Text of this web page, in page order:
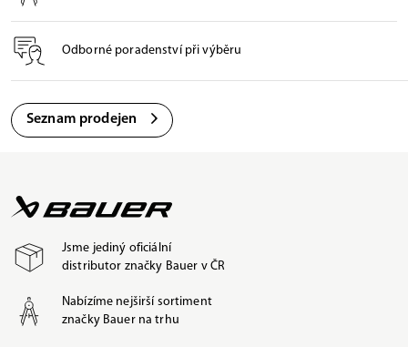
Odborné poradenství při výběru
Seznam prodejen
Jsme jediný oficiální
distributor značky Bauer v ČR
Nabízíme nejširší sortiment
značky Bauer na trhu